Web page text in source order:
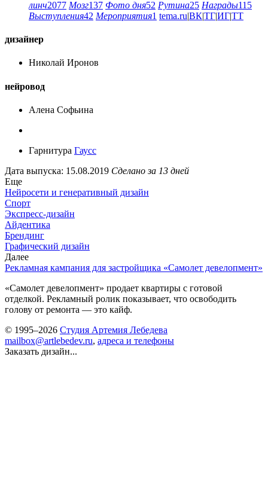
линч2077 Мозг137 Фото дня52 Рутина25 Награды115
Выступления42 Мероприятия1 tema.ru|ВК|ТГ|ИГ|ТТ
дизайнер
Николай Иронов
нейровод
Алена Софьина
Гарнитура Гаусс
Дата выпуска: 15.08.2019 Сделано за 13 дней
Еще
Нейросети и генеративный дизайн
Спорт
Экспресс-дизайн
Айдентика
Брендинг
Графический дизайн
Далее
Рекламная кампания для застройщика «Самолет девелопмент»
«Самолет девелопмент» продает квартиры с готовой
отделкой. Рекламный ролик показывает, что освободить
голову от ремонта — это кайф.
© 1995–2026 Студия Артемия Лебедева
mailbox@artlebedev.ru, адреса и телефоны
Заказать дизайн...